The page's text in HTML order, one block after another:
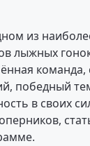
из
лыжных
команда,
победный
в своих